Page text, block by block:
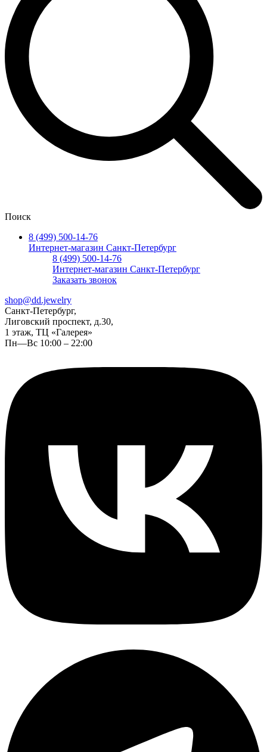
Поиск
8 (499) 500-14-76
Интернет-магазин Санкт-Петербург
8 (499) 500-14-76
Интернет-магазин Санкт-Петербург
Заказать звонок
shop@dd.jewelry
Санкт-Петербург,
Лиговский проспект, д.30,
1 этаж, ТЦ «Галерея»
Пн—Вс 10:00 – 22:00